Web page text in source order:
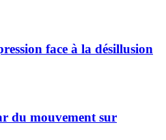
face à la désillusion
du mouvement sur